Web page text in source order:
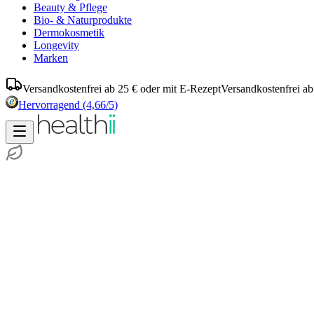
Beauty & Pflege
Bio- & Naturprodukte
Dermokosmetik
Longevity
Marken
Versandkostenfrei ab 25 € oder mit E-RezeptVersandkostenfrei
Hervorragend (4,66/5)